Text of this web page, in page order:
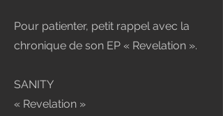
Pour patienter, petit rappel avec la
chronique de son EP « Revelation ».
SANITY
« Revelation »